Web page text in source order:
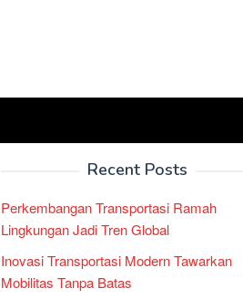
Recent Posts
Perkembangan Transportasi Ramah
Lingkungan Jadi Tren Global
Inovasi Transportasi Modern Tawarkan
Mobilitas Tanpa Batas